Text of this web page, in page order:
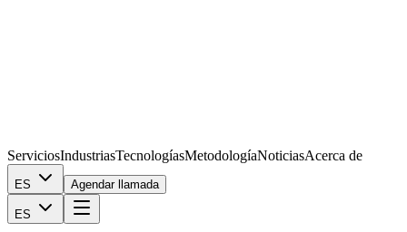
ServiciosIndustriasTecnologíasMetodologíaNoticiasAcerca de
ES Agendar llamada
ES